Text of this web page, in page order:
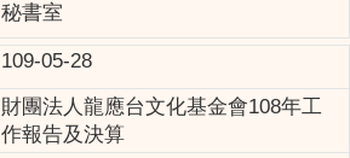
秘書室
109-05-28
財團法人龍應台文化基金會108年工
作報告及決算